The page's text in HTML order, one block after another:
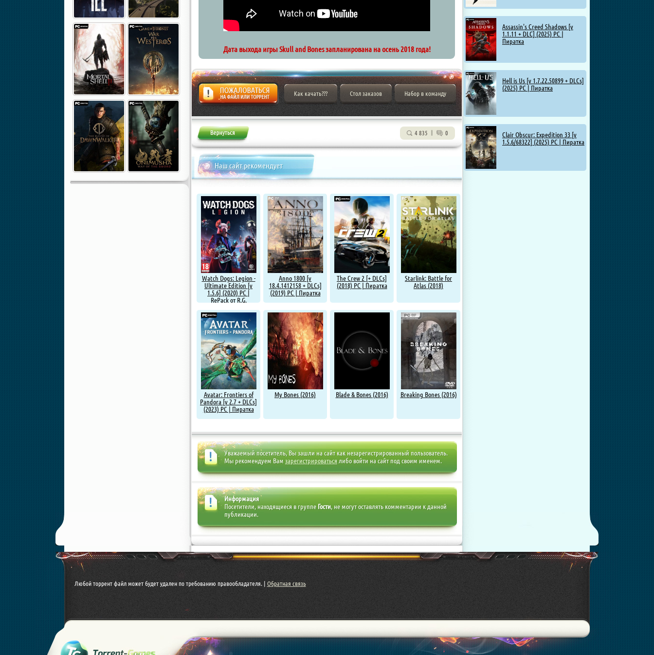
Assassin's Creed Shadows [v
1.1.11 + DLC] (2025) PC |
Пиратка
Hell is Us [v 1.7.22.50899 + DLCs]
(2025) PC | Пиратка
Clair Obscur: Expedition 33 [v
1.5.6/68322] (2025) PC | Пиратка
Дата выхода игры Skull and Bones запланирована на осень 2018 года!
Жалоба
Как качать??? Стол заказов Набор в команду
4 835 0
Наш сайт рекомендует
Watch Dogs: Legion -
Ultimate Edition [v
1.5.6] (2020) PC |
RePack от R.G.
Anno 1800 [v
18.4.1412158 + DLCs]
(2019) PC | Пиратка
The Crew 2 [+ DLCs]
(2018) PC | Пиратка
Starlink: Battle for
Atlas (2018)
Avatar: Frontiers of
Pandora [v 2.7 + DLCs]
(2023) PC | Пиратка
My Bones (2016) Blade & Bones (2016) Breaking Bones (2016)
Уважаемый посетитель, Вы зашли на сайт как незарегистрированный пользователь.
Мы рекомендуем Вам зарегистрироватьсялибо войти на сайт под своим именем.
Информация
Посетители, находящиеся в группе Гости, не могут оставлять комментарии к данной
публикации.
Любой торрент файл может будет удален по требованию правообладателя. |Обратная связь